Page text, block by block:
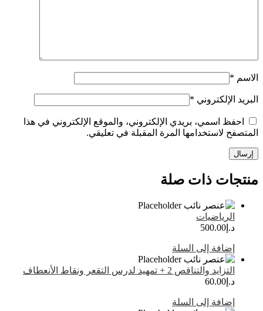
*
اسمي، بريدي الإلكتروني، والموقع الإلكتروني في هذا
لاستخدامها المرة المقبلة في تعليقي.
ذات صلة
500.00
إلى السلة
والتناقص 2 + تمهيد لدرس التقعر ونقاط الأنعطاف
إلى السلة